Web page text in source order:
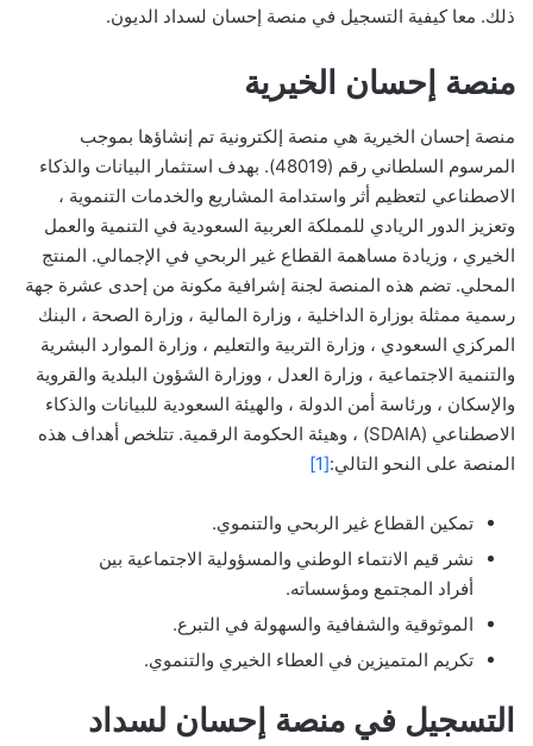
ذلك. معا كيفية التسجيل في منصة إحسان لسداد الديون.
منصة إحسان الخيرية
منصة إحسان الخيرية هي منصة إلكترونية تم إنشاؤها بموجب
المرسوم السلطاني رقم (48019). بهدف استثمار البيانات والذكاء
الاصطناعي لتعظيم أثر واستدامة المشاريع والخدمات التنموية ،
وتعزيز الدور الريادي للمملكة العربية السعودية في التنمية والعمل
الخيري ، وزيادة مساهمة القطاع غير الربحي في الإجمالي. المنتج
المحلي. تضم هذه المنصة لجنة إشرافية مكونة من إحدى عشرة جهة
رسمية ممثلة بوزارة الداخلية ، وزارة المالية ، وزارة الصحة ، البنك
المركزي السعودي ، وزارة التربية والتعليم ، وزارة الموارد البشرية
والتنمية الاجتماعية ، وزارة العدل ، ووزارة الشؤون البلدية والقروية
والإسكان ، ورئاسة أمن الدولة ، والهيئة السعودية للبيانات والذكاء
الاصطناعي (SDAIA) ، وهيئة الحكومة الرقمية. تتلخص أهداف هذه
المنصة على النحو التالي:[1]
تمكين القطاع غير الربحي والتنموي.
نشر قيم الانتماء الوطني والمسؤولية الاجتماعية بين
أفراد المجتمع ومؤسساته.
الموثوقية والشفافية والسهولة في التبرع.
تكريم المتميزين في العطاء الخيري والتنموي.
التسجيل في منصة إحسان لسداد